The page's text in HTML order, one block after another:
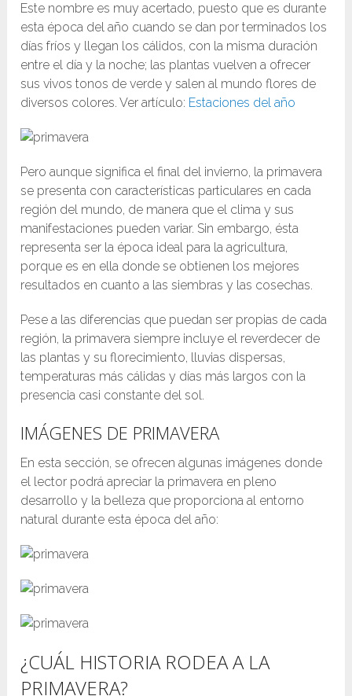
Este nombre es muy acertado, puesto que es durante
esta época del año cuando se dan por terminados los
días fríos y llegan los cálidos, con la misma duración
entre el día y la noche; las plantas vuelven a ofrecer
sus vivos tonos de verde y salen al mundo flores de
diversos colores. Ver artículo: Estaciones del año
Pero aunque significa el final del invierno, la primavera
se presenta con características particulares en cada
región del mundo, de manera que el clima y sus
manifestaciones pueden variar. Sin embargo, ésta
representa ser la época ideal para la agricultura,
porque es en ella donde se obtienen los mejores
resultados en cuanto a las siembras y las cosechas.
Pese a las diferencias que puedan ser propias de cada
región, la primavera siempre incluye el reverdecer de
las plantas y su florecimiento, lluvias dispersas,
temperaturas más cálidas y días más largos con la
presencia casi constante del sol.
IMÁGENES DE PRIMAVERA
En esta sección, se ofrecen algunas imágenes donde
el lector podrá apreciar la primavera en pleno
desarrollo y la belleza que proporciona al entorno
natural durante esta época del año:
¿CUÁL HISTORIA RODEA A LA
PRIMAVERA?